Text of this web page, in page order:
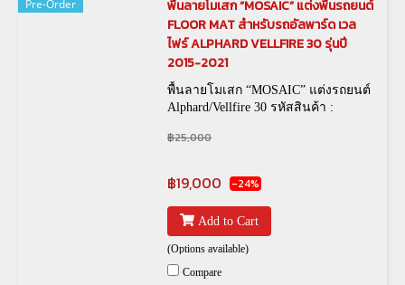
Pre-Order
พื้นลายโมเสก “MOSAIC” แต่งพื้นรถยนต์
FLOOR MAT สำหรับรถอัลพาร์ด เวล
ไฟร์ ALPHARD VELLFIRE 30 รุ่นปี
2015-2021
พื้นลายโมเสก “MOSAIC” แต่งรถยนต์
Alphard/Vellfire 30 รหัสสินค้า :
฿25,000
฿19,000 -24%
Add to Cart
(Options available)
Compare